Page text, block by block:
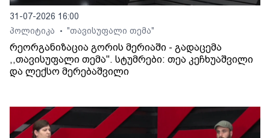
31-07-2026 16:00
პოლიტიკა
• "თავისუფალი თემა"
რეორგანიზაცია გორის მერიაში - გადაცემა
,,თავისუფალი თემა". სტუმრები: თეა კეჩხუაშვილი
და ლექსო მერებაშვილი